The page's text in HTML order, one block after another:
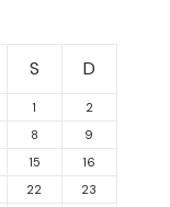
S D
1
2
8
9
15
16
22
23